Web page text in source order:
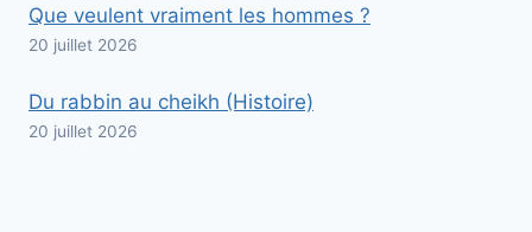
Que veulent vraiment les hommes ?
20 juillet 2026
Du rabbin au cheikh (Histoire)
20 juillet 2026